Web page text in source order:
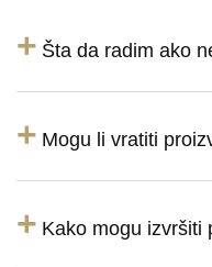
+ Šta da radim ako
+ Mogu li vratiti
+ Kako mogu izvršiti